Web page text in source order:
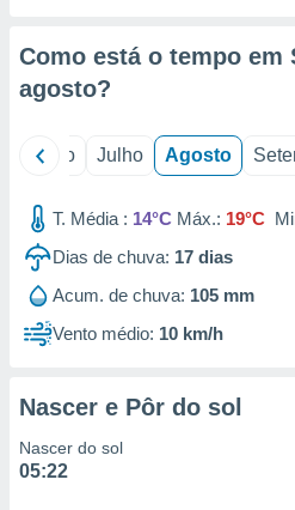
através
estudos
de
Como está o tempo em
agosto?
Junho Julho Agosto
T. Média : 14°C Máx.: 19°C
Dias de chuva: 17 dias
Acum. de chuva: 105 mm
Vento médio: 10 km/h
Nascer e Pôr do sol
Nascer do sol
05:22